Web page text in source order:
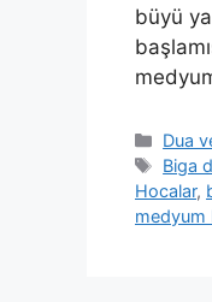
büyü
Dua
Biga
Hocalar,
medyum